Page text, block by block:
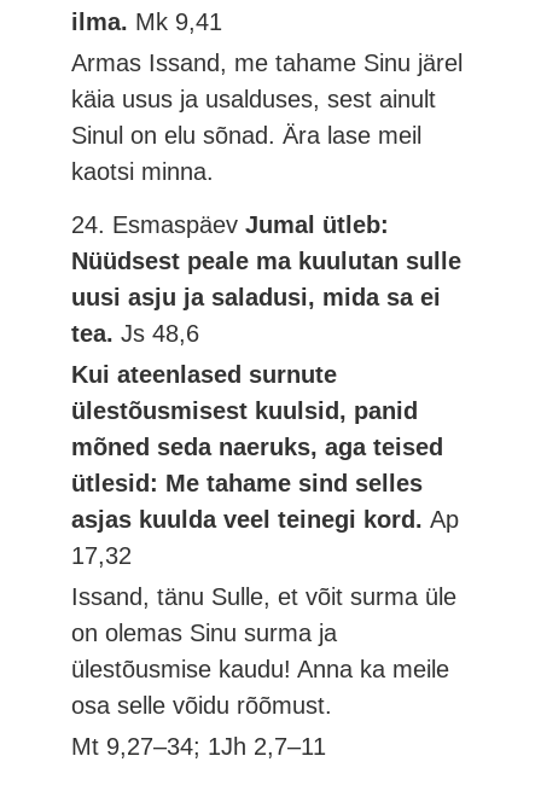
ilma. Mk 9,41
Armas Issand, me tahame Sinu järel
käia usus ja usalduses, sest ainult
Sinul on elu sõnad. Ära lase meil
kaotsi minna.
24. EsmaspäevJumal ütleb:
Nüüdsest peale ma kuulutan sulle
uusi asju ja saladusi, mida sa ei
tea.Js 48,6
Kui ateenlased surnute
ülestõusmisest kuulsid, panid
mõned seda naeruks, aga teised
ütlesid: Me tahame sind selles
asjas kuulda veel teinegi kord.Ap
17,32
Issand, tänu Sulle, et võit surma üle
on olemas Sinu surma ja
ülestõusmise kaudu! Anna ka meile
osa selle võidu rõõmust.
Mt 9,27–34; 1Jh 2,7–11